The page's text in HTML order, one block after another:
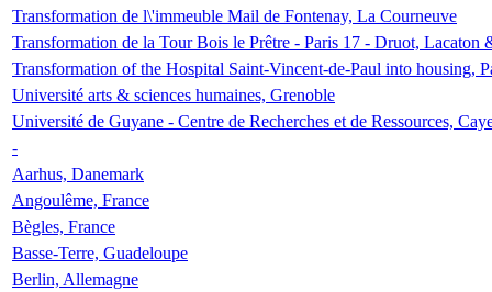
Transformation de l\'immeuble Mail de Fontenay, La Courneuve
Transformation de la Tour Bois le Prêtre - Paris 17 - Druot, Lacaton
Transformation of the Hospital Saint-Vincent-de-Paul into housing,
Université arts & sciences humaines, Grenoble
Université de Guyane - Centre de Recherches et de Ressources,
-
Aarhus, Danemark
Angoulême, France
Bègles, France
Basse-Terre, Guadeloupe
Berlin, Allemagne